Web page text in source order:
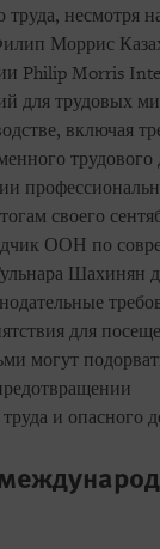
труда, несмотря
Моррис
Philip Morris
для трудовых
включая
трудового
своего
ООН по
Шахинян
для
могут
и опасного